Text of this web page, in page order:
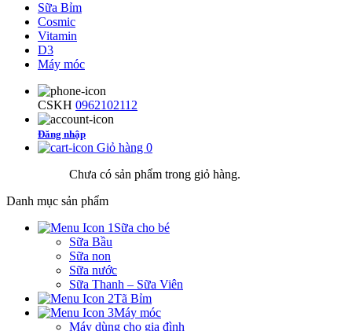
Sữa Bỉm
Cosmic
Vitamin
D3
Máy móc
CSKH 0962102112
Đăng nhập
Giỏ hàng 0
Chưa có sản phẩm trong giỏ hàng.
Danh mục sản phẩm
Sữa cho bé
Sữa Bầu
Sữa non
Sữa nước
Sữa Thanh – Sữa Viên
Tã Bỉm
Máy móc
Máy dùng cho gia đình